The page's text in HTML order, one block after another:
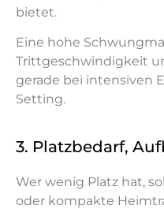
bietet.
Eine hohe
Trittgeschwindigkeit
gerade bei intensiven
Setting.
3. Platzbedarf,
Wer wenig Platz hat,
oder kompakte